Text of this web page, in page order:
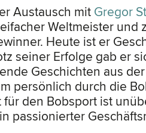
Austausch mit Gregor
Weltmeister und
Heute ist er
seiner Erfolge gab er
Geschichten aus
persönlich durch die
den Bobsport ist
passionierter